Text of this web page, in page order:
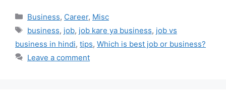
Categories
Business, Career, Misc
Tags
business, job, job kare ya business, job vs
business in hindi, tips, Which is best job or business?
Leave a comment